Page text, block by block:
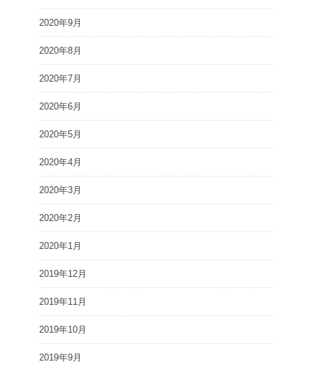
2020年9月
2020年8月
2020年7月
2020年6月
2020年5月
2020年4月
2020年3月
2020年2月
2020年1月
2019年12月
2019年11月
2019年10月
2019年9月